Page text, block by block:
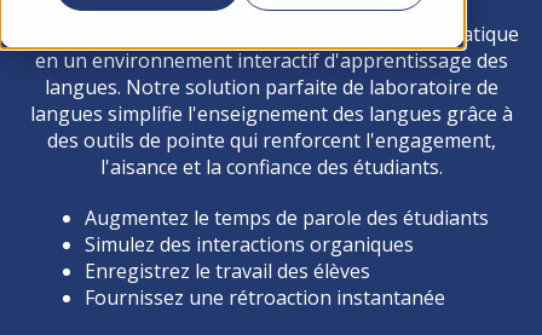
SmartClass transforme votre laboratoire informatique
en un environnement interactif d'apprentissage des
langues. Notre solution parfaite de laboratoire de
langues simplifie l'enseignement des langues grâce à
des outils de pointe qui renforcent l'engagement,
l'aisance et la confiance des étudiants.
Augmentez le temps de parole des étudiants
Simulez des interactions organiques
Enregistrez le travail des élèves
Fournissez une rétroaction instantanée